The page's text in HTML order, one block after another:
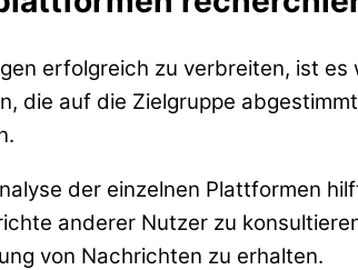
erfolgreich zu verbreiten, ist es
die auf die Zielgruppe
der einzelnen Plattformen
anderer Nutzer zu
von Nachrichten zu erhalten.